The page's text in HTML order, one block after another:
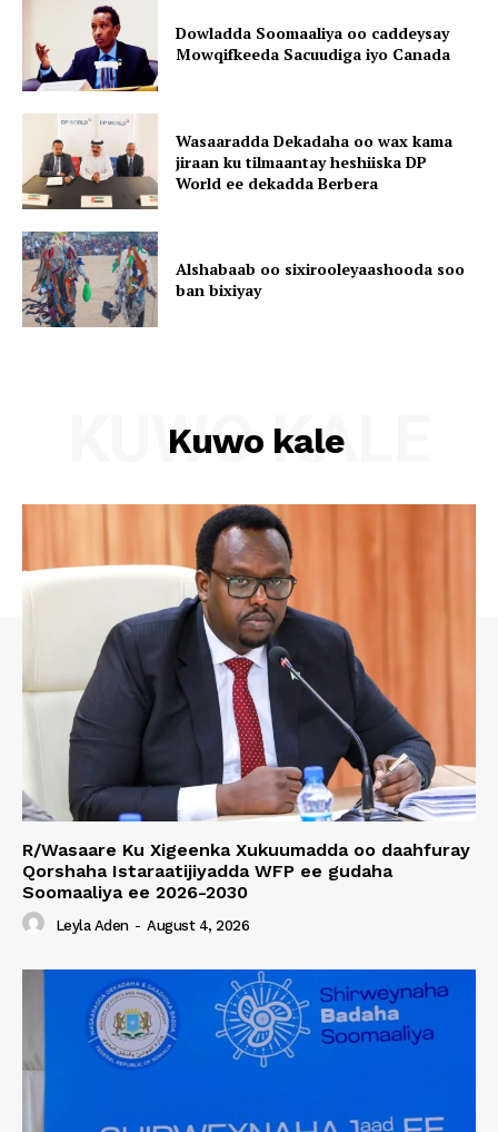
Dowladda Soomaaliya oo caddeysay
Mowqifkeeda Sacuudiga iyo Canada
Wasaaradda Dekadaha oo wax kama
jiraan ku tilmaantay heshiiska DP
World ee dekadda Berbera
Alshabaab oo sixirooleyaashooda soo
ban bixiyay
Kuwo kale
KUWO KALE
R/Wasaare Ku Xigeenka Xukuumadda oo daahfuray
Qorshaha Istaraatijiyadda WFP ee gudaha
Soomaaliya ee 2026-2030
Leyla Aden - August 4, 2026